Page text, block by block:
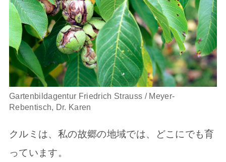
Gartenbildagentur Friedrich Strauss / Meyer-
Rebentisch, Dr. Karen
クルミは、私の故郷の地域では、どこにでも育
っています。